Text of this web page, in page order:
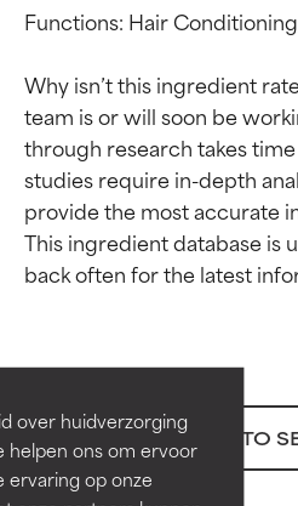
over huidverzorging
helpen ons om ervoor
ervaring op onze
Functions: Hair
Why isn’t this ingredient
team is or will soon be
through research takes
studies require in-depth
provide the most accurate
This ingredient database is
BACK TO
Bewezen en
onafhankelijk
Uitstekend actief
voor de meeste
Bewezen en
onafhankelijk
Uitstekend actief
voor de meeste